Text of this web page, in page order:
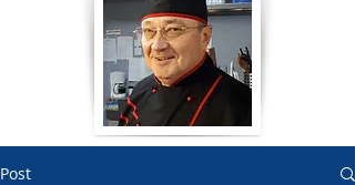
Post